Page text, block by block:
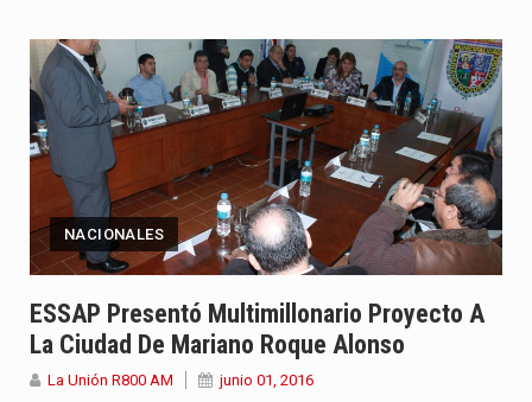
NACIONALES
ESSAP Presentó Multimillonario Proyecto A
La Ciudad De Mariano Roque Alonso
La Unión R800 AM junio 01, 2016